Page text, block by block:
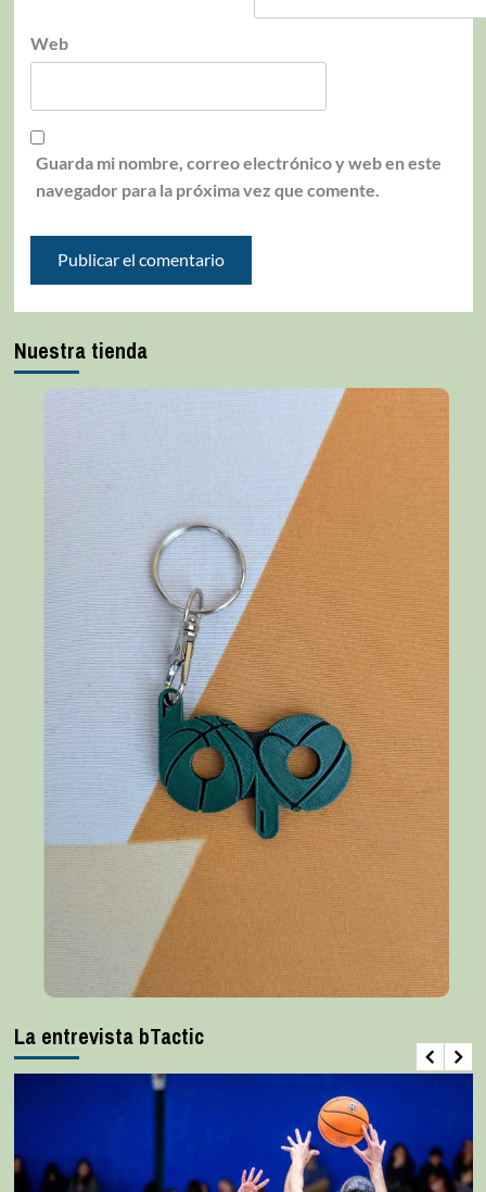
Web
Guarda mi nombre, correo electrónico y web en este
navegador para la próxima vez que comente.
Nuestra tienda
La entrevista bTactic